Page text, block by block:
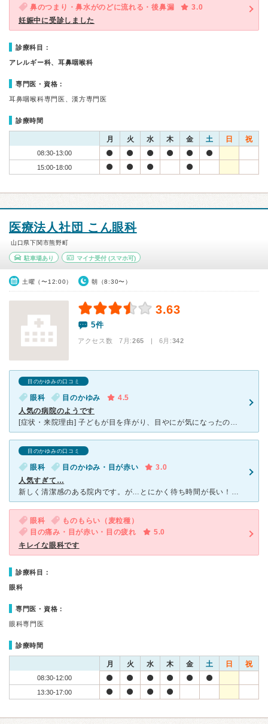
鼻のつまり・鼻水がのどに流れる・後鼻漏
3.0
妊娠中に受診しました
診療科目：
アレルギー科、耳鼻咽喉科
専門医・資格：
耳鼻咽喉科専門医、漢方専門医
診療時間
月 火 水 木 金 土 日 祝
08:30-13:00
15:00-18:00
医療法人社団 こん眼科
山口県下関市熊野町
駐車場あり マイナ受付(スマホ可)
土曜（〜12:00） 朝（8:30〜）
3.63
5件
アクセス数 7月:265 | 6月:342
目のかゆみの口コミ
眼科 目のかゆみ
4.5
人気の病院のようです
[症状・来院理由] 子どもが目を痒がり、目やにが気になったので受診しました。 車で何度か近所を通った時に、「きれいな病院だな」と思っていたので、受診してみました。 [医師の診断・治療法] 男性
目のかゆみの口コミ
眼科 目のかゆみ・目が赤い
3.0
人気すぎて…
新しく清潔感のある院内です。が…とにかく待ち時間が長い！！！！！ 視力をはかるまでに１時間弱、先生の診察まで２時間弱待ちました。（日によるのだろうとは思いますが…） こんなに待ったのに、先生の診察
眼科
ものもらい（麦粒種）
目の痛み・目が赤い・目の疲れ
5.0
キレイな眼科です
診療科目：
眼科
専門医・資格：
眼科専門医
診療時間
月 火 水 木 金 土 日 祝
08:30-12:00
13:30-17:00